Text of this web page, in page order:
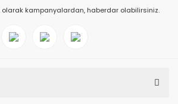
olarak kampanyalardan, haberdar olabilirsiniz.